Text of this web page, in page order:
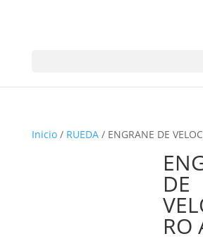
Inicio/ RUEDA/ ENGRANE DE
DE
RO